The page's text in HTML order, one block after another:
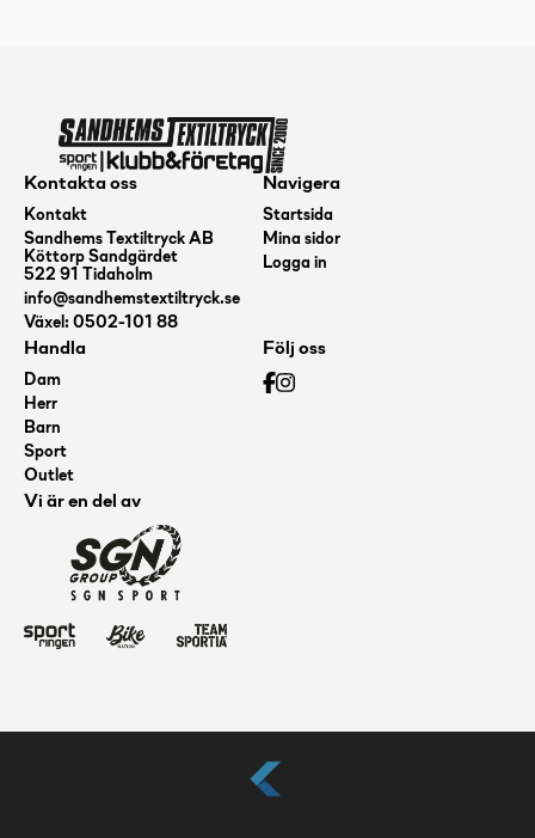
Kontakta oss
Kontakt
Sandhems Textiltryck AB
Köttorp Sandgärdet
522 91 Tidaholm
info@sandhemstextiltryck.se
Växel: 0502-101 88
Navigera
Startsida
Mina sidor
Logga in
Handla
Dam
Herr
Barn
Sport
Outlet
Följ oss
Vi är en del av